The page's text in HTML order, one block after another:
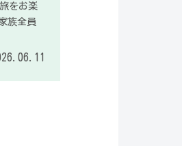
をお楽
族全員